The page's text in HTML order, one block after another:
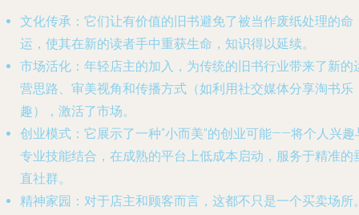
文化传承 ：它们让有价值的旧书避免了被当作废纸处理的命
运，使其在新的读者手中重获生命，知识得以延续。
市场活化 ：年轻店主的加入，为传统的旧书行业带来了新的
营思路、审美视角和传播方式（如利用社交媒体分享淘书乐
趣），激活了市场。
创业模式 ：它展示了一种“小而美”的创业可能——将个人兴趣
专业技能结合，在成熟的平台上低成本启动，服务于精准的
直社群。
精神家园 ：对于店主和顾客而言，这都不只是一个买卖场所